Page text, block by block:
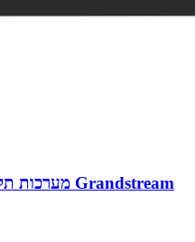
מערכות תקשורת אלחוטי ואביזרים נוספים Grandstream